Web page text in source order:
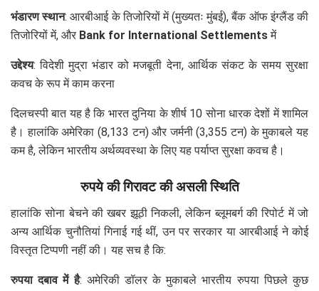
भंडारण स्थान: आरबीआई के तिजोरियों में (मुख्यतः मुंबई), बैंक ऑफ इंग्लैंड की
तिजोरियों में, और Bank for International Settlementsमें
उद्देश्य: विदेशी मुद्रा भंडार को मजबूती देना, आर्थिक संकट के समय सुरक्षा
कवच के रूप में काम करना
दिलचस्पी बात यह है कि भारत दुनिया के शीर्ष 10 सोना धारक देशों में शामिल
है। हालांकि अमेरिका (8,133 टन) और जर्मनी (3,355 टन) के मुकाबले यह
कम है, लेकिन भारतीय अर्थव्यवस्था के लिए यह पर्याप्त सुरक्षा कवच है।
रुपये की गिरावट की असली स्थिति
हालांकि सोना बेचने की खबर झूठी निकली, लेकिन ब्लूमबर्ग की रिपोर्ट में जो
अन्य आर्थिक चुनौतियां गिनाई गई थीं, उन पर सरकार या आरबीआई ने कोई
विस्तृत टिप्पणी नहीं की। यह सच है कि:
रुपया दबाव में है: अमेरिकी डॉलर के मुकाबले भारतीय रुपया पिछले कुछ